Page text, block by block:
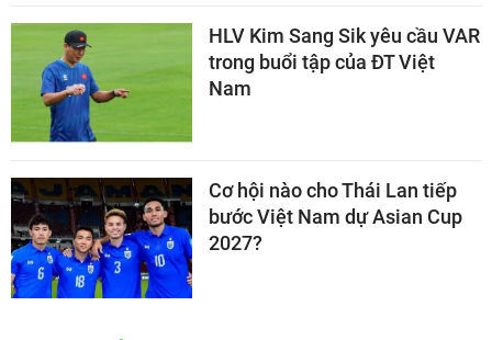
HLV Kim Sang Sik yêu cầu VAR
trong buổi tập của ĐT Việt
Nam
Cơ hội nào cho Thái Lan tiếp
bước Việt Nam dự Asian Cup
2027?